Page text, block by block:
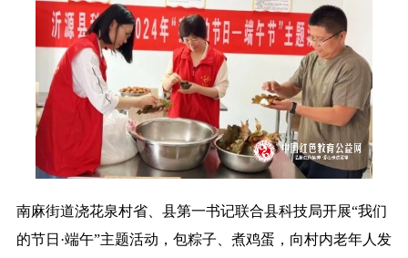
南麻街道浇花泉村省、县第一书记联合县科技局开展“我们
的节日·端午”主题活动，包粽子、煮鸡蛋，向村内老年人发